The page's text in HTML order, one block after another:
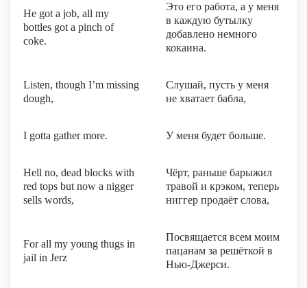
He got a job, all my
bottles got a pinch of
coke.
Это его работа, а у меня
в каждую бутылку
добавлено немного
кокаина.
Listen, though I’m missing
dough,
Слушай, пусть у меня
не хватает бабла,
I gotta gather more. У меня будет больше.
Hell no, dead blocks with
red tops but now a nigger
sells words,
Чёрт, раньше барыжил
травой и крэком, теперь
ниггер продаёт слова,
For all my young thugs in
jail in Jerz
Посвящается всем моим
пацанам за решёткой в
Нью-Джерси.